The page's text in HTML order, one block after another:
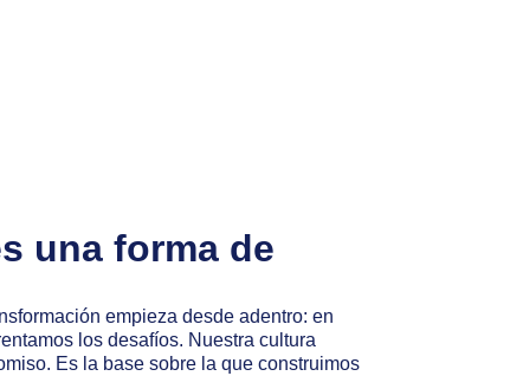
una forma de
empieza desde adentro: en
los desafíos. Nuestra cultura
Es la base sobre la que construimos